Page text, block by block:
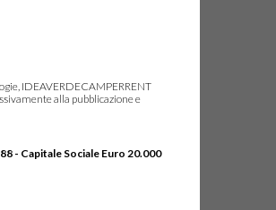
IDEAVERDECAMPERRENT
alla pubblicazione e
- Capitale Sociale Euro 20.000